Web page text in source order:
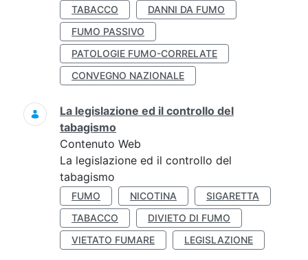
TABACCO
DANNI DA FUMO
FUMO PASSIVO
PATOLOGIE FUMO-CORRELATE
CONVEGNO NAZIONALE
La legislazione ed il controllo del
tabagismo
Contenuto Web
La legislazione ed il controllo del
tabagismo
FUMO NICOTINA
SIGARETTA
TABACCO
DIVIETO DI FUMO
VIETATO FUMARE
LEGISLAZIONE